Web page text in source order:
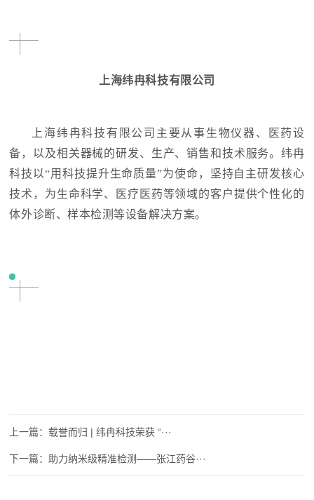
上海纬冉科技有限公司
上海纬冉科技有限公司主要从事生物仪器、医药设
备，以及相关器械的研发、生产、销售和技术服务。纬冉
科技以“用科技提升生命质量”为使命，坚持自主研发核心
技术，为生命科学、医疗医药等领域的客户提供个性化的
体外诊断、样本检测等设备解决方案。
载誉而归 | 纬冉科技荣获 “···
助力纳米级精准检测——张江药谷···